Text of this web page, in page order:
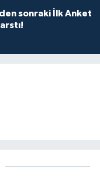
sonraki İlk Anket